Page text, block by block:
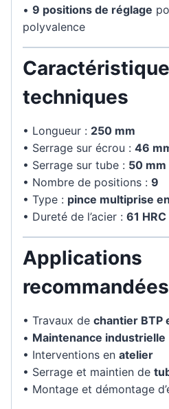
• 9 positions de réglage
polyvalence
techniques
• Longueur : 250 mm
• Serrage sur écrou : 46
• Serrage sur tube : 50 mm
• Nombre de positions : 9
• Type : pince multiprise
• Dureté de l’acier : 61 HRC
Applications
recommandées
• Travaux de chantier BTP
• Maintenance industrielle
• Interventions en atelier
• Serrage et maintien de
• Montage et démontage